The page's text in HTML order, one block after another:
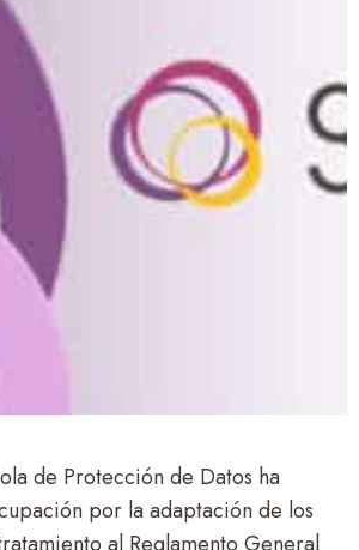
de Protección de Datos ha
por la adaptación de los
al Reglamento General